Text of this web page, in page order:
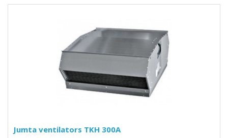
Jumta ventilators TKH 300A